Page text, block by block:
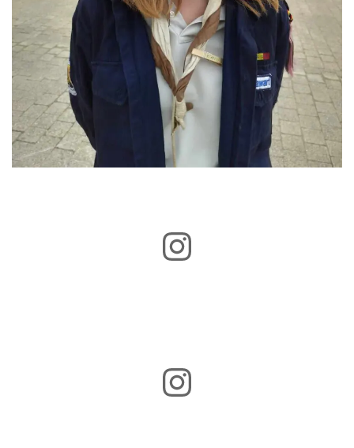
Instagram
Instagram